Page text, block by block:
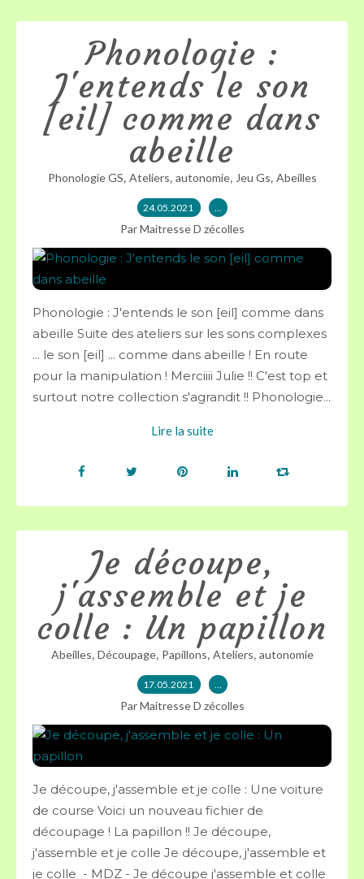
Phonologie :
J'entends le son
[eil] comme dans
abeille
Phonologie GS, Ateliers, autonomie, Jeu Gs, Abeilles
24.05.2021 …
Par Maitresse D zécolles
Phonologie : J'entends le son [eil] comme dans
abeille Suite des ateliers sur les sons complexes
... le son [eil] ... comme dans abeille ! En route
pour la manipulation ! Merciiii Julie !! C'est top et
surtout notre collection s'agrandit !! Phonologie...
Lire la suite
Je découpe,
j'assemble et je
colle : Un papillon
Abeilles, Découpage, Papillons, Ateliers, autonomie
17.05.2021 …
Par Maitresse D zécolles
Je découpe, j'assemble et je colle : Une voiture
de course Voici un nouveau fichier de
découpage ! La papillon !! Je découpe,
j'assemble et je colle Je découpe, j'assemble et
je colle - MDZ - Je découpe j'assemble et colle